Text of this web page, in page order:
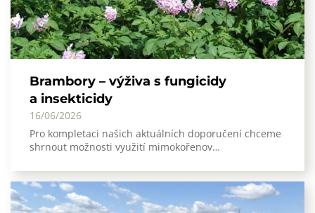
Brambory – výživa s fungicidy
a insekticidy
16/06/2026
Pro kompletaci našich aktuálních doporučení chceme
shrnout možnosti využití mimokořenov…